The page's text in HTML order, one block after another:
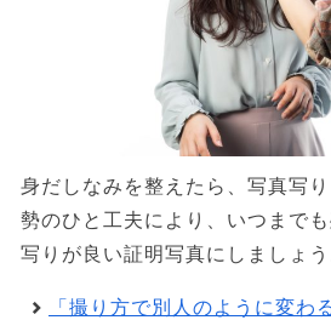
身だしなみを整えたら、写真写
勢のひと工夫により、いつまで
写りが良い証明写真にしましょう
「撮り方で別人のように変わ